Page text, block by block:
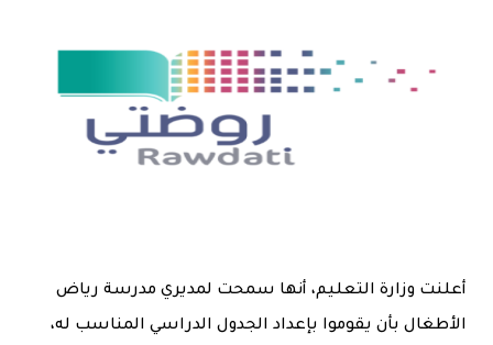
أعلنت وزارة التعليم، أنها سمحت لمديري مدرسة رياض
الأطغال بأن يقوموا بإعداد الجدول الدراسي المناسب له،